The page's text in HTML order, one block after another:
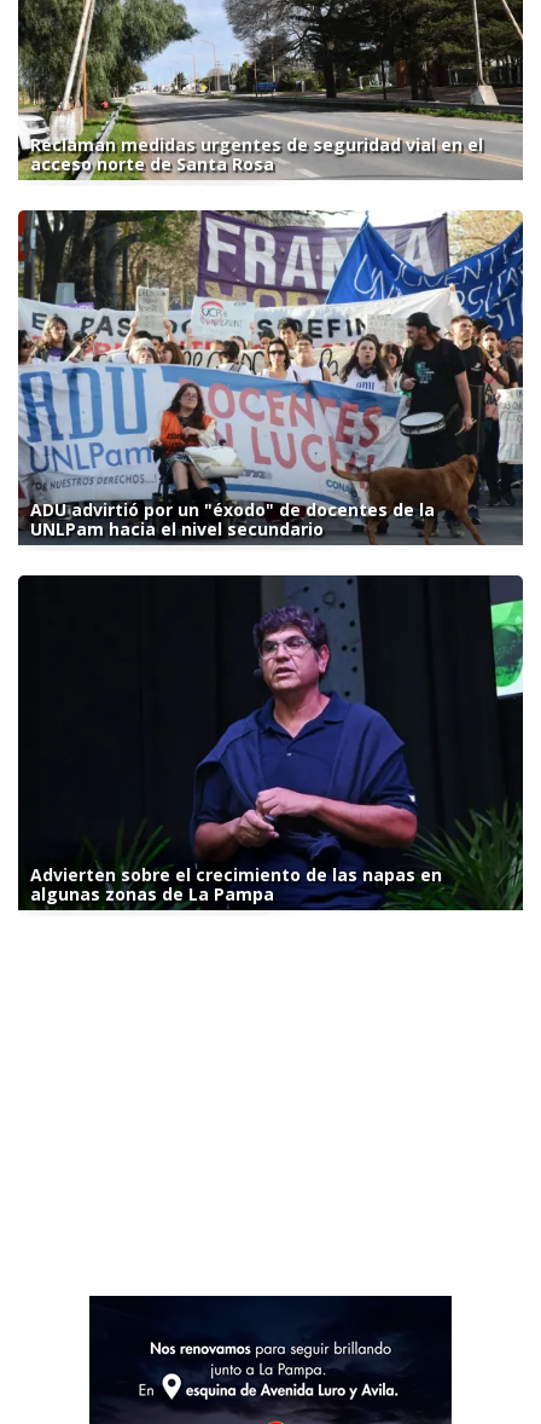
Reclaman medidas urgentes de seguridad vial en el
acceso norte de Santa Rosa
ADU advirtió por un "éxodo" de docentes de la
UNLPam hacia el nivel secundario
Advierten sobre el crecimiento de las napas en
algunas zonas de La Pampa